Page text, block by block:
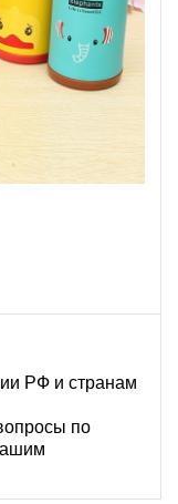
РФ и странам
по